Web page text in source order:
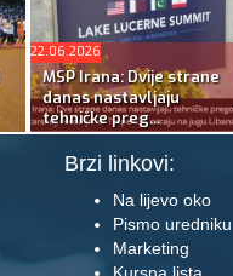
22.06.2026
MSP Irana: Dvije strane
danas nastavljaju
tehničke preg...
Brzi linkovi:
Na lijevo oko
Pismo uredniku
Marketing